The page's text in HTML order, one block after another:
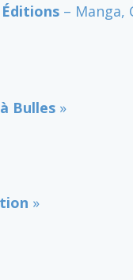
– Manga,
Bulles »
»